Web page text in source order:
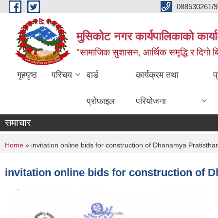
Skip to main content 088530261/
मुसिकोट नगर कार्यपालिकाको
"सामाजिक सुशासन, आर्थिक समृद्धि र दिगो
गृहपृष्ठ परिचय वार्ड
प्रोफाइल
कार्यक्रम तथा
परियोजना
समाचार
You are here
Home » invitation online bids for construction of Dhanamya
invitation online bids for construction of